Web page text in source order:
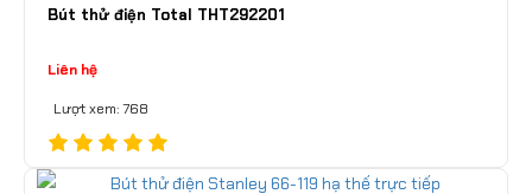
Bút thử điện Total THT292201
Liên hệ
Lượt xem: 768